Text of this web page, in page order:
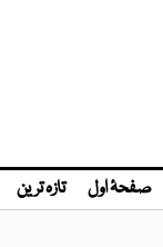
صفحۂ اول تازہ ترین